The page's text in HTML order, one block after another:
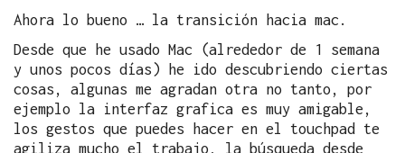
Ahora lo bueno … la transición hacia mac.
Desde que he usado Mac (alrededor de 1 semana
y unos pocos días) he ido descubriendo ciertas
cosas, algunas me agradan otra no tanto, por
ejemplo la interfaz grafica es muy amigable,
los gestos que puedes hacer en el touchpad te
agiliza mucho el trabajo, la búsqueda desde